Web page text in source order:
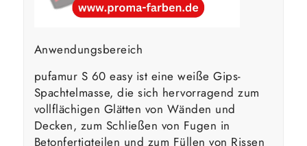
Anwendungsbereich
pufamur S 60 easy ist eine weiße Gips-
Spachtelmasse, die sich hervorragend zum
vollflächigen Glätten von Wänden und
Decken, zum Schließen von Fugen in
Betonfertigteilen und zum Füllen von Rissen